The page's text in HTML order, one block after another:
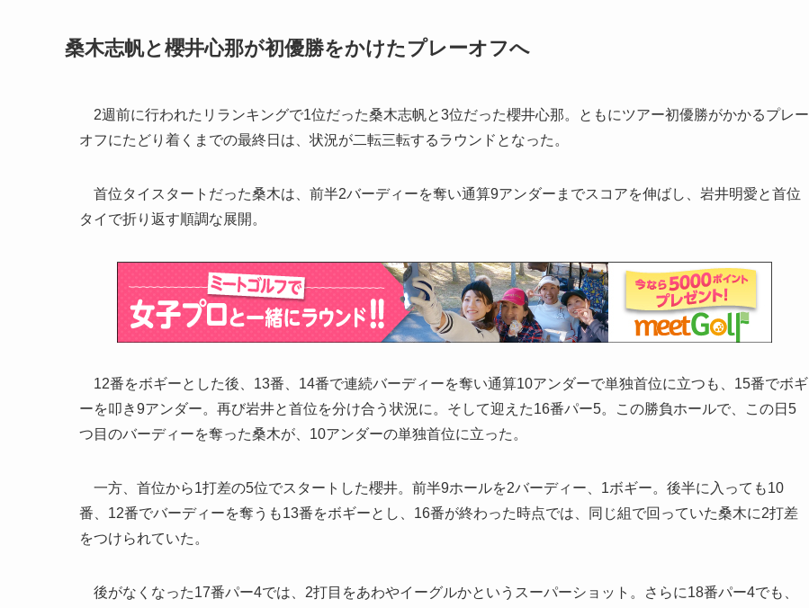
桑木志帆と櫻井心那が初優勝をかけたプレーオフへ
2週前に行われたリランキングで1位だった桑木志帆と3位だった櫻井心那。ともにツアー初優勝がかかるプレー
オフにたどり着くまでの最終日は、状況が二転三転するラウンドとなった。
首位タイスタートだった桑木は、前半2バーディーを奪い通算9アンダーまでスコアを伸ばし、岩井明愛と首位
タイで折り返す順調な展開。
12番をボギーとした後、13番、14番で連続バーディーを奪い通算10アンダーで単独首位に立つも、15番でボギ
ーを叩き9アンダー。再び岩井と首位を分け合う状況に。そして迎えた16番パー5。この勝負ホールで、この日5
つ目のバーディーを奪った桑木が、10アンダーの単独首位に立った。
一方、首位から1打差の5位でスタートした櫻井。前半9ホールを2バーディー、1ボギー。後半に入っても10
番、12番でバーディーを奪うも13番をボギーとし、16番が終わった時点では、同じ組で回っていた桑木に2打差
をつけられていた。
後がなくなった17番パー4では、2打目をあわやイーグルかというスーパーショット。さらに18番パー4でも、